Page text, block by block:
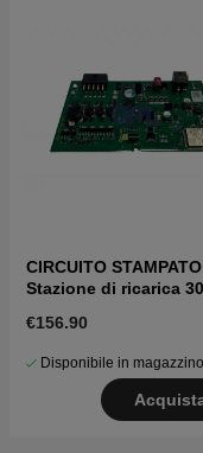
CIRCUITO STAMPATO
Stazione di ricarica
430X, 450X NERA
€156.90
Disponibile in magazzino